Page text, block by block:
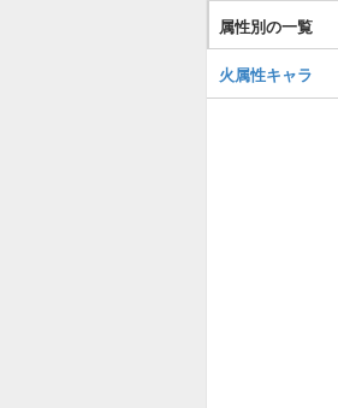
属性別の一覧
火属性キャラ